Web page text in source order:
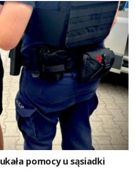
pomocy u sąsiadki